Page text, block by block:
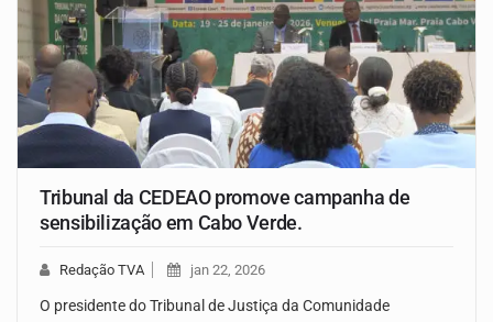
Tribunal da CEDEAO promove campanha de
sensibilização em Cabo Verde.
Redação TVA jan 22, 2026
O presidente do Tribunal de Justiça da Comunidade